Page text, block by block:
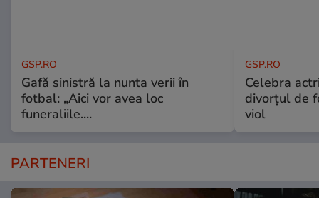
GSP.RO
Gafă sinistră la nunta verii în
fotbal: „Aici vor avea loc
funeraliile....
GSP.RO
Celebra
divorțul de
viol
PARTENERI